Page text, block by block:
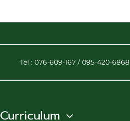
Tel : 076-609-167 / 095-420-6868
Curriculum